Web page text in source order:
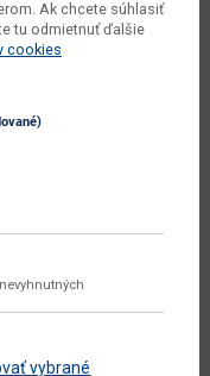
Ak chcete súhlasiť
tu odmietnuť ďalšie
cookies
vybrané